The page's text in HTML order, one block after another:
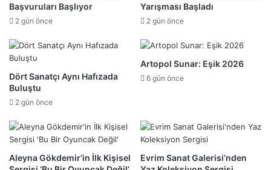
Başvuruları Başlıyor
2 gün önce
Yarışması Başladı
2 gün önce
Dört Sanatçı Aynı Hafızada
Buluştu
2 gün önce
Artopol Sunar: Eşik 2026
6 gün önce
Aleyna Gökdemir’in İlk Kişisel
Evrim Sanat Galerisi’nden